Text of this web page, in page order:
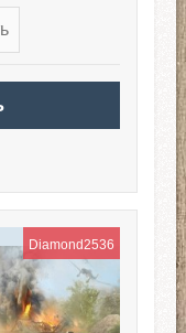
Diamond2536